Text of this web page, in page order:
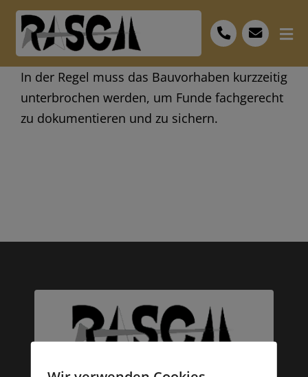
Skip
content
Start
Leistungen
In der Regel muss das Bauvorhaben kurzzeitig
unterbrochen werden, um Funde fachgerecht
zu dokumentieren und zu sichern.